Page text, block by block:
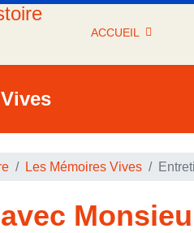
ACCUEIL
Les Mémoires Vives